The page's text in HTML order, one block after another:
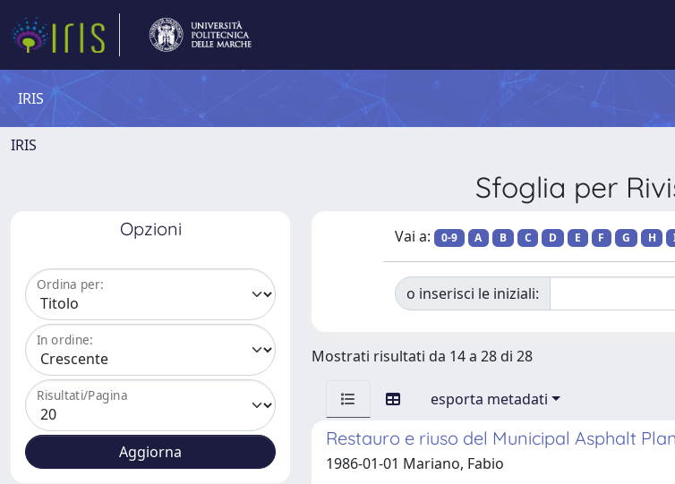
IRIS
IRIS
Sfoglia per
Opzioni
Ordina per:
In ordine:
Risultati/Pagina
Vai a: 0-9 A B C D E F G H
o inserisci le iniziali:
Mostrati risultati da 14 a 28 di 28
esporta metadati
Restauro e riuso del Municipal Asphalt
1986-01-01 Mariano, Fabio